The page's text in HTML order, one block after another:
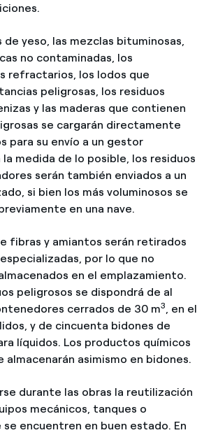
de yeso, las mezclas bituminosas,
no contaminadas, los
refractarios, los lodos que
peligrosas, los residuos
y las maderas que contienen
se cargarán directamente
para su envío a un gestor
la medida de lo posible, los residuos
serán también enviados a un
si bien los más voluminosos se
en una nave.
fibras y amiantos serán retirados
por lo que no
en el emplazamiento.
peligrosos se dispondrá de al
cerrados de 30 m3, en el
y de cincuenta bidones de
líquidos. Los productos químicos
almacenarán asimismo en bidones.
durante las obras la reutilización
mecánicos, tanques o
encuentren en buen estado. En